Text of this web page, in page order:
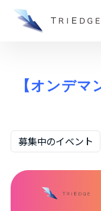
【オンデ
募集中のイベント